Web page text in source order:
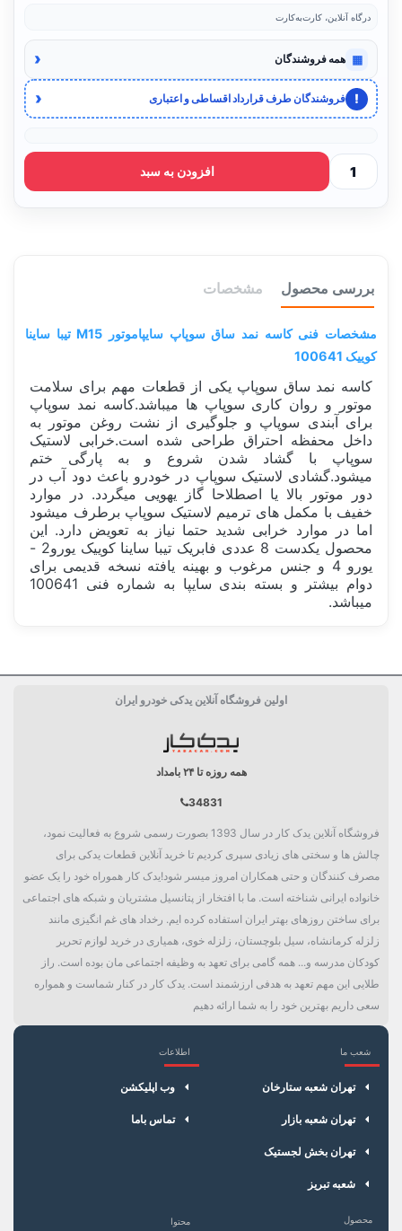
درگاه آنلاین، کارت‌به‌کارت
▦ همه فروشندگان ‹
! فروشندگان طرف قرارداد اقساطی و اعتباری ‹
افزودن به سبد
بررسی محصول مشخصات
مشخصات فنی کاسه نمد ساق سوپاپ سایپاموتور M15 تیبا ساینا
کوییک 100641
کاسه نمد ساق سوپاپ یکی از قطعات مهم برای سلامت
موتور و روان کاری سوپاپ ها میباشد.کاسه نمد سوپاپ
برای آبندی سوپاپ و جلوگیری از نشت روغن موتور به
داخل محفظه احتراق طراحی شده است.خرابی لاستیک
سوپاپ با گشاد شدن شروع و به پارگی ختم
میشود.گشادی لاستیک سوپاپ در خودرو باعث دود آب در
دور موتور بالا یا اصطلاحا گاز یهویی میگردد. در موارد
خفیف با مکمل های ترمیم لاستیک سوپاپ برطرف میشود
اما در موارد خرابی شدید حتما نیاز به تعویض دارد. این
محصول یکدست 8 عددی فابریک تیبا ساینا کوییک یورو2 -
یورو 4 و جنس مرغوب و بهینه یافته نسخه قدیمی برای
دوام بیشتر و بسته بندی سایپا به شماره فنی 100641
میباشد.
کاسه نمد
اولین فروشگاه آنلاین یدکی خودرو ایران
همه روزه تا ۲۴ بامداد
34831
فروشگاه آنلاین یدک کار در سال 1393 بصورت رسمی شروع به فعالیت نمود،
چالش ها و سختی های زیادی سپری کردیم تا خرید آنلاین قطعات یدکی برای
مصرف کنندگان و حتی همکاران امروز میسر شود!یدک کار هموراه خود را یک عضو
خانواده ایرانی شناخته است. ما با افتخار از پتانسیل مشتریان و شبکه های اجتماعی
برای ساختن روزهای بهتر ایران استفاده کرده ایم. رخداد های غم انگیزی مانند
زلزله کرمانشاه، سیل بلوچستان، زلزله خوی، همیاری در خرید لوازم تحریر
کودکان مدرسه و... همه گامی برای تعهد به وظیفه اجتماعی مان بوده است. راز
طلایی این مهم تعهد به هدفی ارزشمند است. یدک کار در کنار شماست و همواره
سعی داریم بهترین خود را به شما ارائه دهیم
شعب ما
تهران شعبه ستارخان
تهران شعبه بازار
تهران بخش لجستیک
شعبه تبریز
اطلاعات
وب اپلیکشن
تماس باما
محصول محتوا
×